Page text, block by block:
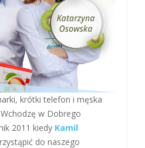
w Dobrego
2011 kiedy Kamil
do naszego